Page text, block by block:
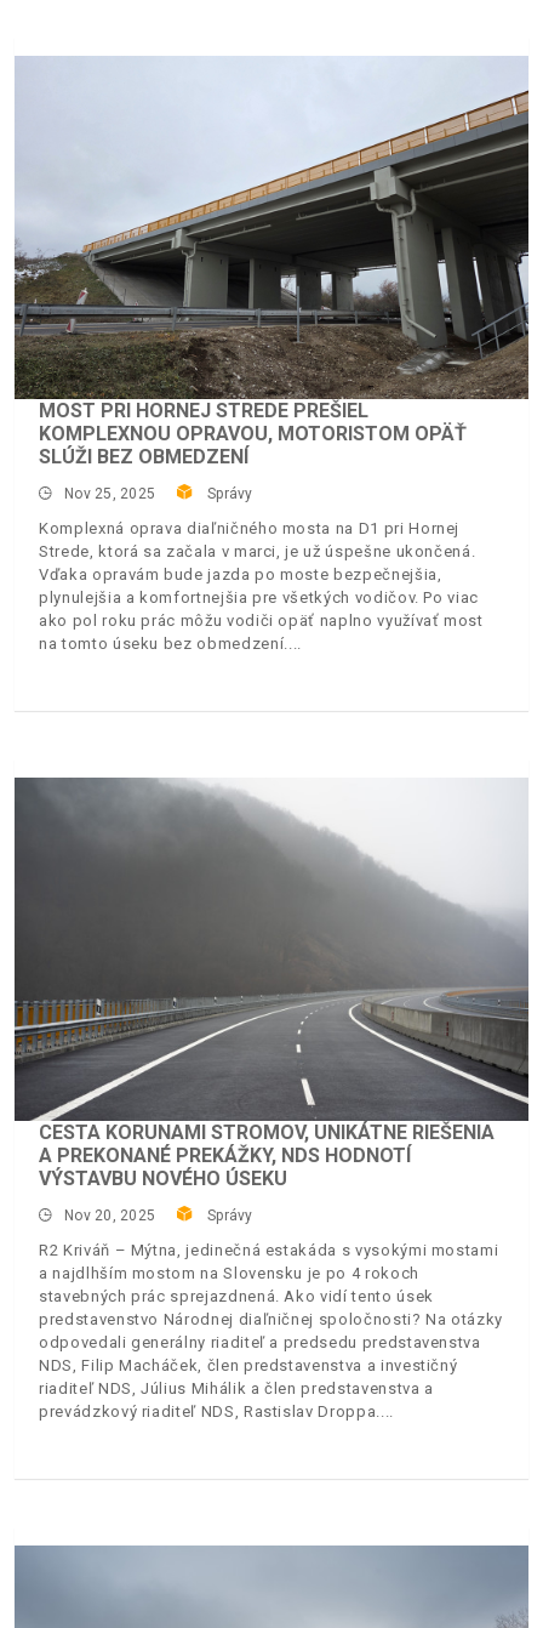
MOST PRI HORNEJ STREDE PREŠIEL
KOMPLEXNOU OPRAVOU, MOTORISTOM OPÄŤ
SLÚŽI BEZ OBMEDZENÍ
Nov 25, 2025 Správy
Komplexná oprava diaľničného mosta na D1 pri Hornej
Strede, ktorá sa začala v marci, je už úspešne ukončená.
Vďaka opravám bude jazda po moste bezpečnejšia,
plynulejšia a komfortnejšia pre všetkých vodičov. Po viac
ako pol roku prác môžu vodiči opäť naplno využívať most
na tomto úseku bez obmedzení.
CESTA KORUNAMI STROMOV, UNIKÁTNE RIEŠENIA
A PREKONANÉ PREKÁŽKY, NDS HODNOTÍ
VÝSTAVBU NOVÉHO ÚSEKU
Nov 20, 2025 Správy
R2 Kriváň – Mýtna, jedinečná estakáda s vysokými mostami
a najdlhším mostom na Slovensku je po 4 rokoch
stavebných prác sprejazdnená. Ako vidí tento úsek
predstavenstvo Národnej diaľničnej spoločnosti? Na otázky
odpovedali generálny riaditeľ a predsedu predstavenstva
NDS, Filip Macháček, člen predstavenstva a investičný
riaditeľ NDS, Július Mihálik a člen predstavenstva a
prevádzkový riaditeľ NDS, Rastislav Droppa.